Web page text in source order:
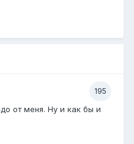
195
от меня. Ну и как бы и